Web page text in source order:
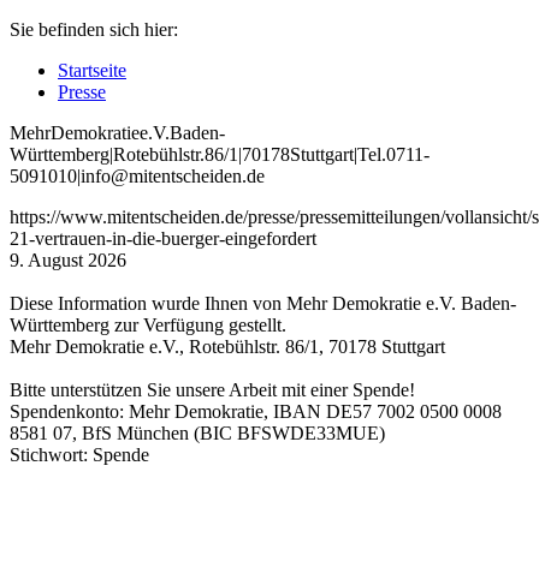
Sie befinden sich hier:
Startseite
Presse
MehrDemokratiee.V.Baden-
Württemberg|Rotebühlstr.86/1 |70178Stuttgart|Tel.0711-
5091010|info@mitentscheiden.de
https://www.mitentscheiden.de/presse/pressemitteilungen/vollansicht/
21-vertrauen-in-die-buerger-eingefordert
9. August 2026
Diese Information wurde Ihnen von Mehr Demokratie e.V. Baden-
Württemberg zur Verfügung gestellt.
Mehr Demokratie e.V., Rotebühlstr. 86/1, 70178 Stuttgart
Bitte unterstützen Sie unsere Arbeit mit einer Spende!
Spendenkonto: Mehr Demokratie, IBAN DE57 7002 0500 0008
8581 07, BfS München (BIC BFSWDE33MUE)
Stichwort: Spende